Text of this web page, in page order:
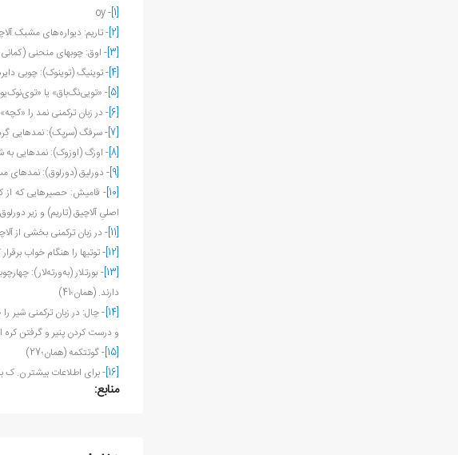
[1]
-
oy
[2]- تاریم: دیواره­‌های مشبک آلاچیق
[3]- اوق: چوب­های منحنی
[4]- توی­نیگ (توی­نوک): چوبی
[5]- «تویی‌­نگ‌­باق» یا
[6]- در زبان ترکمنی نمد را
[7]- سرفگ (سرپک): نمدهایی گِرد
[8]- اوزگ (اوزوک): نمدهایی به
[9]- دورلیق (دورلوق): نمدهای
[10]- قامیش: حصیرهایی که از
اصلیِ آلاچیق (تاریم) و زیر
[11]- در زبان ترکمنی بخشی از
[12]- توتی­ها را هنگام خواب
[13]- بورتلار (به­‌ورته­‌لار):
دارند. (همان؛41)
[14]- چال: در زبان ترکمنی شیر
و درست کردن پنیر و گرفتن کره
[15]- گوت­تکمه (همان؛27)
[16]- برای اطلاعات بیشتر ن. ک
منابع: